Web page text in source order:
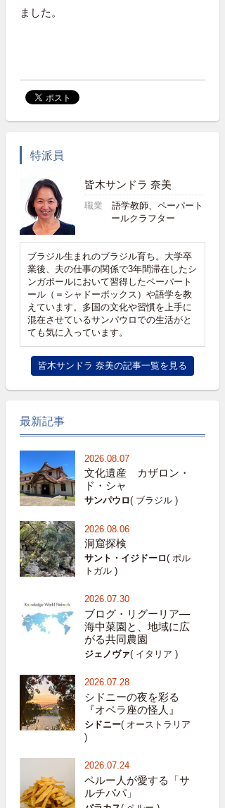
ました。
特派員
皆木サンドラ 奈美
職業
語学教師、ペーパート
ールクラフター
ブラジル生まれのブラジル育ち。大学卒
業後、夫の仕事の関係で3年間滞在したシ
ンガポールにおいて習得したペーパート
ール（＝シャドーボックス）や語学を教
えています。多国の文化や習慣を上手に
混在させているサンパウロでの生活がと
ても気に入っています。
皆木サンドラ 奈美の記事一覧を見る
最新記事
2026.08.07
文化遺産 カザロン・
ド・シャ
サンパウロ( ブラジル )
2026.08.06
洞窟探検
サント・イジドーロ( ポル
トガル )
2026.07.30
ブログ・リグーリア―
海中菜園と、地域に広
がる共同農園
ジェノヴァ( イタリア )
2026.07.28
シドニーの夜を彩る
『オペラ座の怪人』
シドニー( オーストラリア
)
2026.07.24
ペルー人が愛する「サ
ルチパパ」